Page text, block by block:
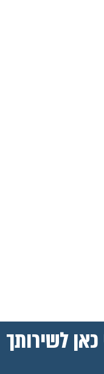
לשירותך